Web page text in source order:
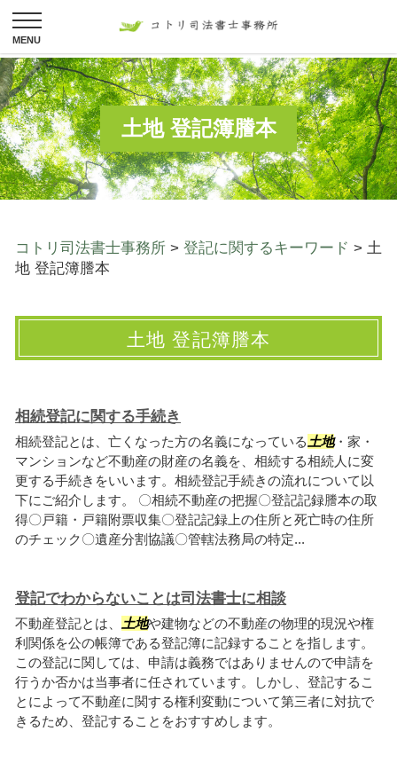
土地 登記簿謄本
コトリ司法書士事務所 > 登記に関するキーワード > 土
地 登記簿謄本
土地 登記簿謄本
相続登記に関する手続き
相続登記とは、亡くなった方の名義になっている土地・家・
マンションなど不動産の財産の名義を、相続する相続人に変
更する手続きをいいます。相続登記手続きの流れについて以
下にご紹介します。 〇相続不動産の把握〇登記記録謄本の取
得〇戸籍・戸籍附票収集〇登記記録上の住所と死亡時の住所
のチェック〇遺産分割協議〇管轄法務局の特定...
登記でわからないことは司法書士に相談
不動産登記とは、 土地や建物などの不動産の物理的現況や権
利関係を公の帳簿である登記簿に記録することを指します。
この登記に関しては、申請は義務ではありませんので申請を
行うか否かは当事者に任されています。しかし、登記するこ
とによって不動産に関する権利変動について第三者に対抗で
きるため、登記することをおすすめします。